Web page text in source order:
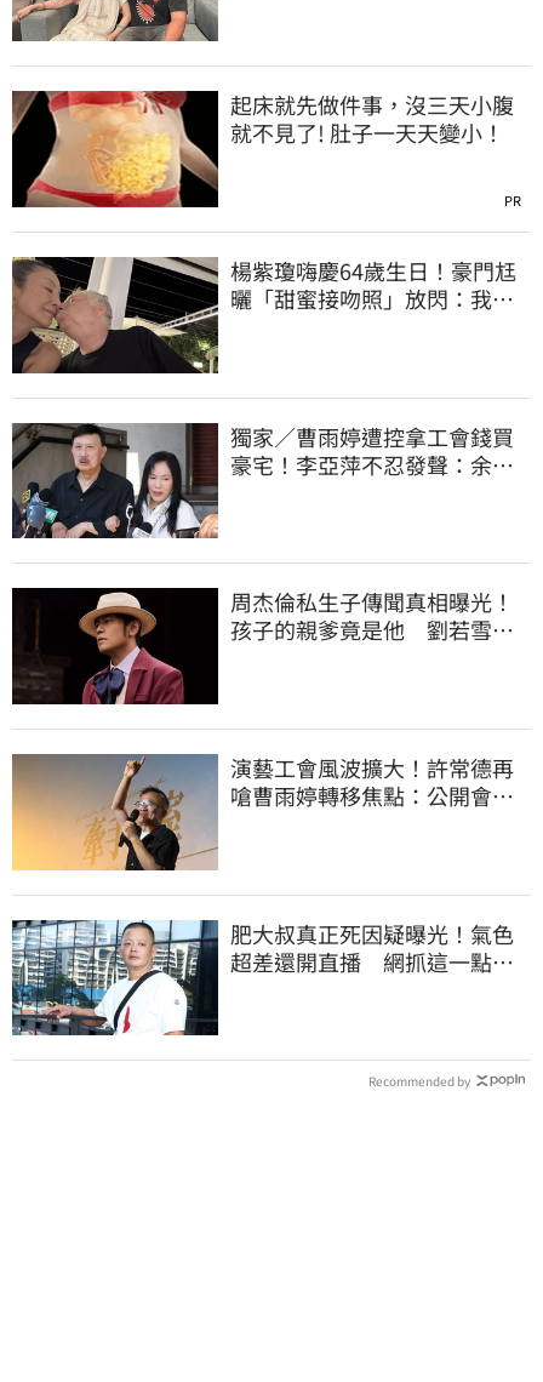
起床就先做件事，沒三天小腹
就不見了! 肚子一天天變小！
PR
楊紫瓊嗨慶64歲生日！豪門尪
曬「甜蜜接吻照」放閃：我親
獨家／曹雨婷遭控拿工會錢買
豪宅！李亞萍不忍發聲：余天
周杰倫私生子傳聞真相曝光！
孩子的親爹竟是他 劉若雪閨
演藝工會風波擴大！許常德再
嗆曹雨婷轉移焦點：公開會費
肥大叔真正死因疑曝光！氣色
超差還開直播 網抓這一點超
Recommended by